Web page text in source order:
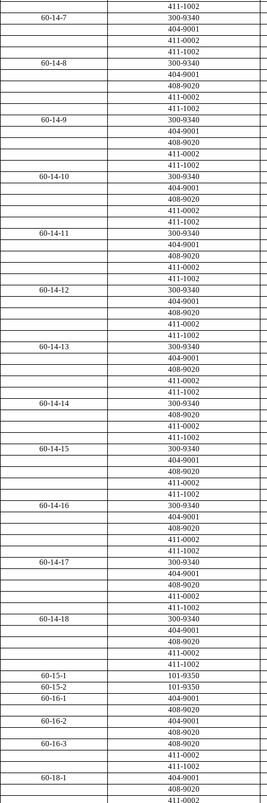
411-1002
60-14-7
300-9340
404-9001
411-0002
411-1002
60-14-8
300-9340
404-9001
408-9020
411-0002
411-1002
60-14-9
300-9340
404-9001
408-9020
411-0002
411-1002
60-14-10
300-9340
404-9001
408-9020
411-0002
411-1002
60-14-11
300-9340
404-9001
408-9020
411-0002
411-1002
60-14-12
300-9340
404-9001
408-9020
411-0002
411-1002
60-14-13
300-9340
404-9001
408-9020
411-0002
411-1002
60-14-14
300-9340
408-9020
411-0002
411-1002
60-14-15
300-9340
404-9001
408-9020
411-0002
411-1002
60-14-16
300-9340
404-9001
408-9020
411-0002
411-1002
60-14-17
300-9340
404-9001
408-9020
411-0002
411-1002
60-14-18
300-9340
404-9001
408-9020
411-0002
411-1002
60-15-1
101-9350
60-15-2
101-9350
60-16-1
404-9001
408-9020
60-16-2
404-9001
408-9020
60-16-3
408-9020
411-0002
411-1002
60-18-1
404-9001
408-9020
411-0002